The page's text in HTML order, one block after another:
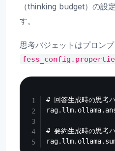
（thinking budget）の設
す。
思考バジェットはプロン
# 回答生成時の思考
# 要約生成時の思考